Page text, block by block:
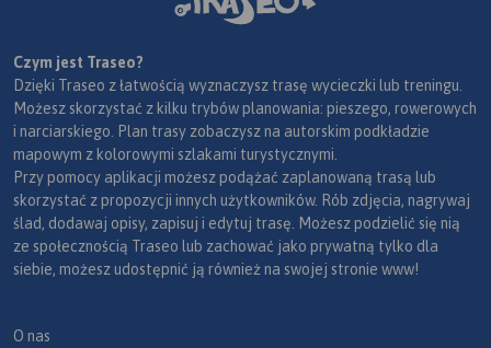
Czym jest Traseo?
Dzięki Traseo z łatwością wyznaczysz trasę wycieczki lub treningu.
Możesz skorzystać z kilku trybów planowania: pieszego, rowerowych
i narciarskiego. Plan trasy zobaczysz na autorskim podkładzie
mapowym z kolorowymi szlakami turystycznymi.
Przy pomocy aplikacji możesz podążać zaplanowaną trasą lub
skorzystać z propozycji innych użytkowników. Rób zdjęcia, nagrywaj
ślad, dodawaj opisy, zapisuj i edytuj trasę. Możesz podzielić się nią
ze społecznością Traseo lub zachować jako prywatną tylko dla
siebie, możesz udostępnić ją również na swojej stronie www!
O nas